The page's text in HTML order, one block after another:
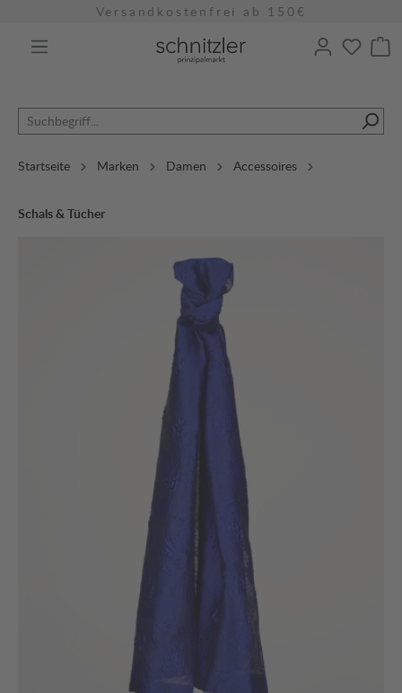
Versandkostenfrei ab 150€
Startseite Marken Damen Accessoires
Schals & Tücher